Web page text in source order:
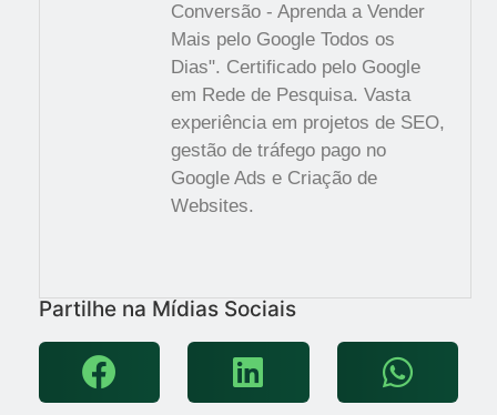
Conversão - Aprenda a Vender
Mais pelo Google Todos os
Dias". Certificado pelo Google
em Rede de Pesquisa. Vasta
experiência em projetos de SEO,
gestão de tráfego pago no
Google Ads e Criação de
Websites.
Partilhe na Mídias Sociais